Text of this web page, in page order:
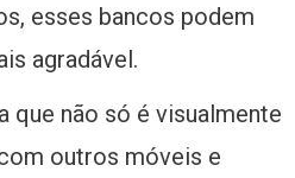
esses bancos podem
agradável.
que não só é visualmente
outros móveis e